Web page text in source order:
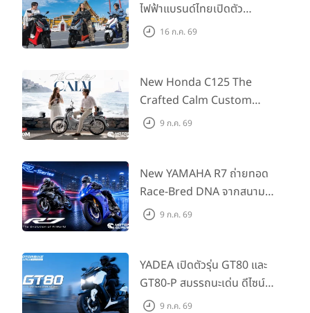
ไฟฟ้าแบรนด์ไทยเปิดตัว
ARENA ที่มาในราคาพิเศษ
555 คันแรกรับฟรี Adapter
Type2 ฟรี
16 ก.ค. 69
New Honda C125 The
Crafted Calm Custom
Edition ถ่ายทอดความคลาสสิ
House Flagship Store ทั่ว
ประเทศ
9 ก.ค. 69
New YAMAHA R7 ถ่ายทอด
Race-Bred DNA จากสนาม
แข่งสู่ซูเปอร์สปอร์ตคลาสกลาง
9 ก.ค. 69
YADEA เปิดตัวรุ่น GT80 และ
GT80-P สมรรถนะเด่น ดีไซน์หรู
ปลอดภัย ราคาเข้าถึงง่าย จด
9 ก.ค. 69